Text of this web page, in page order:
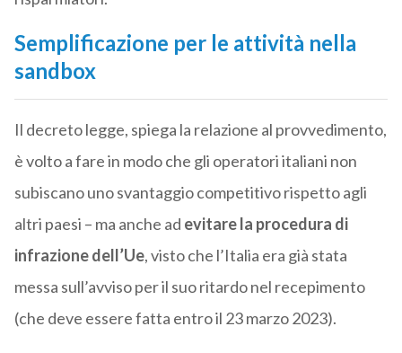
Semplificazione per le attività nella
sandbox
Il decreto legge, spiega la relazione al provvedimento,
è volto a fare in modo che gli operatori italiani non
subiscano uno svantaggio competitivo rispetto agli
altri paesi – ma anche ad evitare la procedura di
infrazione dell’Ue, visto che l’Italia era già stata
messa sull’avviso per il suo ritardo nel recepimento
(che deve essere fatta entro il 23 marzo 2023).